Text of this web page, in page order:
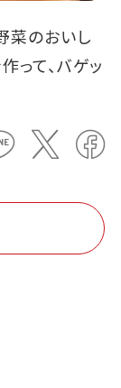
菜のおいし
って、バゲッ